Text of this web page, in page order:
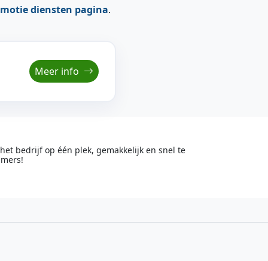
diensten pagina.
Meer info
bedrijf op één plek, gemakkelijk en snel te